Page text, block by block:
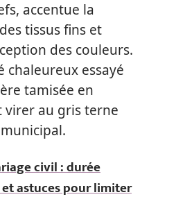
accentue la
tissus fins et
des couleurs.
chaleureux essayé
tamisée en
au gris terne
civil : durée
astuces pour limiter